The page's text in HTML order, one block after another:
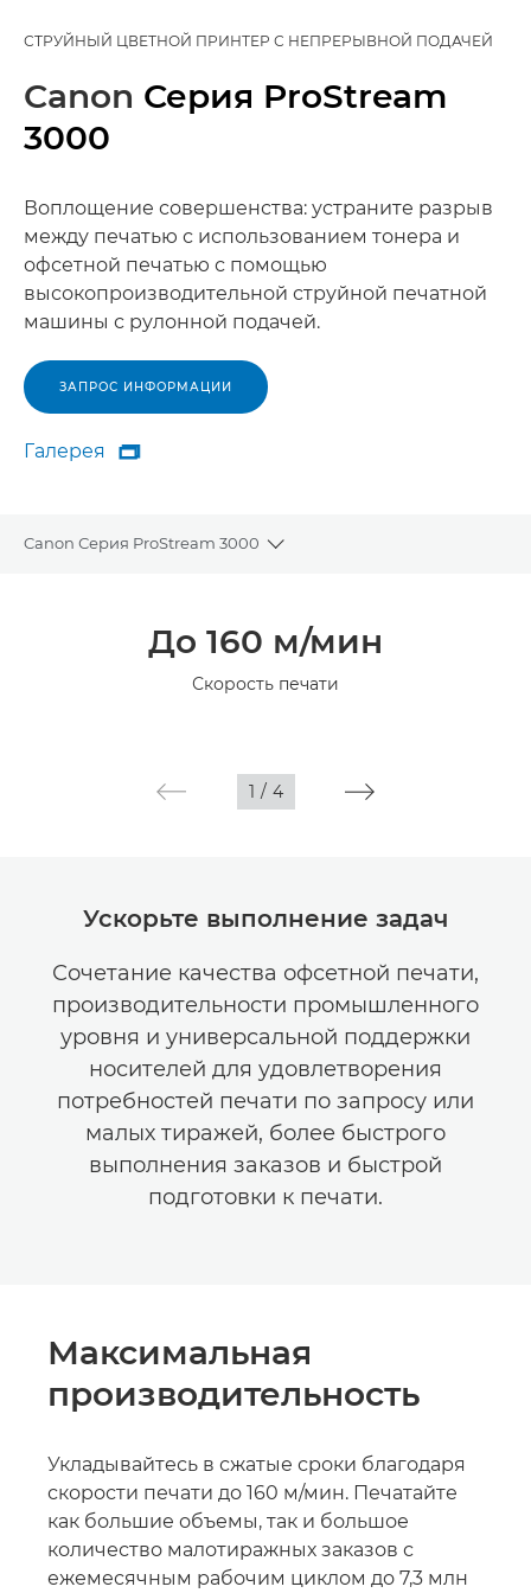
СТРУЙНЫЙ ЦВЕТНОЙ ПРИНТЕР С НЕПРЕРЫВНОЙ ПОДАЧЕЙ
Canon Серия ProStream
3000
Воплощение совершенства: устраните разрыв
между печатью с использованием тонера и
офсетной печатью с помощью
высокопроизводительной струйной печатной
машины с рулонной подачей.
ЗАПРОС ИНФОРМАЦИИ
Галерея
Галерея

Canon Серия ProStream 3000
Toggle breadcrumbs
Технические характеристикиДо 160 м/мин
Скорость печати
1 / 4
Ускорьте выполнение задач
Сочетание качества офсетной печати,
производительности промышленного
уровня и универсальной поддержки
носителей для удовлетворения
потребностей печати по запросу или
малых тиражей, более быстрого
выполнения заказов и быстрой
подготовки к печати.
Максимальная
производительность
Укладывайтесь в сжатые сроки благодаря
скорости печати до 160 м/мин. Печатайте
как большие объемы, так и большое
количество малотиражных заказов с
ежемесячным рабочим циклом до 7,3 млн